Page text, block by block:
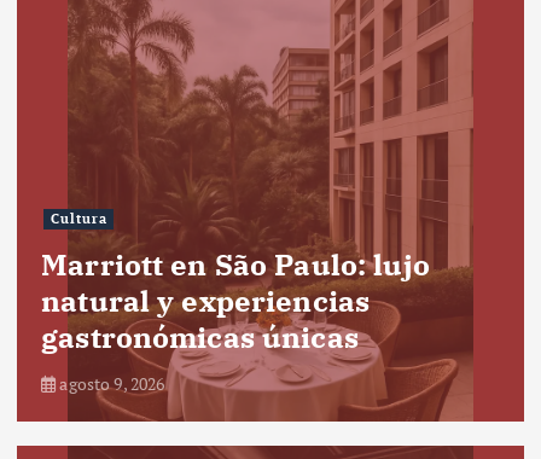
Cultura
Marriott en São Paulo: lujo
natural y experiencias
gastronómicas únicas
agosto 9, 2026